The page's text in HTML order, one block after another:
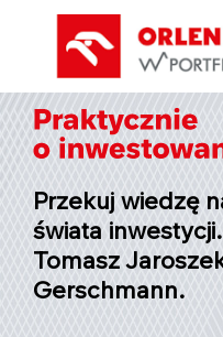
Przekuj wiedzę
świata
Tomasz
Gerschmann.